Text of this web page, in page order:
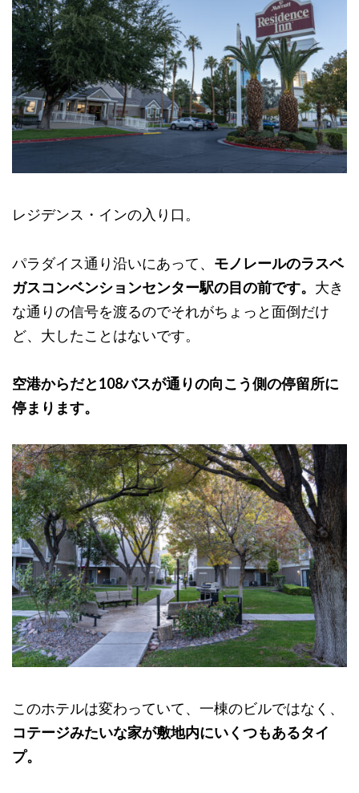
レジデンス・インの入り口。
パラダイス通り沿いにあって、 モノレールのラスベ
ガスコンベンションセンター駅の目の前です。 大き
な通りの信号を渡るのでそれがちょっと面倒だけ
ど、大したことはないです。
空港からだと108バスが通りの向こう側の停留所に
停まります。
このホテルは変わっていて、一棟のビルではなく、
コテージみたいな家が敷地内にいくつもあるタイ
プ。